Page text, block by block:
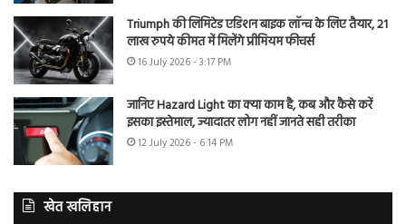
Triumph की लिमिटेड एडिशन बाइक लॉन्च के लिए तैयार, 21
लाख रुपये कीमत में मिलेंगे प्रीमियम फीचर्स
16 July 2026 - 3:17 PM
जानिए Hazard Light का क्या काम है, कब और कैसे करें
इसका इस्तेमाल, ज्यादातर लोग नहीं जानते सही तरीका
12 July 2026 - 6:14 PM
खेत खलिहान